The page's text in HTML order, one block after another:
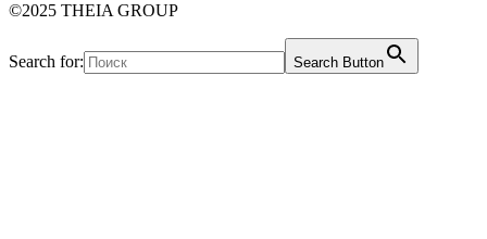
©2025 THEIA GROUP
Search for: Search Button